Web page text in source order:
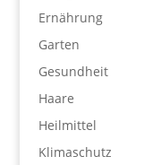
Ernährung
Garten
Gesundheit
Haare
Heilmittel
Klimaschutz